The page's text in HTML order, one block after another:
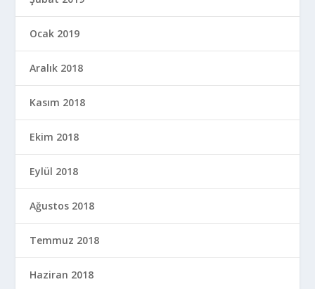
Ocak 2019
Aralık 2018
Kasım 2018
Ekim 2018
Eylül 2018
Ağustos 2018
Temmuz 2018
Haziran 2018